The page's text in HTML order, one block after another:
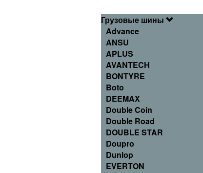
Грузовые шины
Advance
ANSU
APLUS
AVANTECH
BONTYRE
Boto
DEEMAX
Double Coin
Double Road
DOUBLE STAR
Doupro
Dunlop
EVERTON